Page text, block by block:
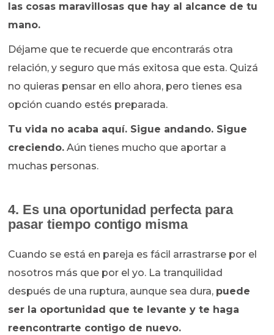
las cosas maravillosas que hay al alcance de tu
mano.
Déjame que te recuerde que encontrarás otra
relación, y seguro que más exitosa que esta. Quizá
no quieras pensar en ello ahora, pero tienes esa
opción cuando estés preparada.
Tu vida no acaba aquí. Sigue andando. Sigue
creciendo. Aún tienes mucho que aportar a
muchas personas.
4. Es una oportunidad perfecta para
pasar tiempo contigo misma
Cuando se está en pareja es fácil arrastrarse por el
nosotros más que por el yo. La tranquilidad
después de una ruptura, aunque sea dura, puede
ser la oportunidad que te levante y te haga
reencontrarte contigo de nuevo.